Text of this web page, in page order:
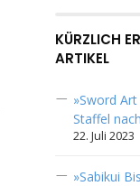
KÜRZLICH
ARTIKEL
»Sword
Staffel
22. Juli 2023
»Sabikui